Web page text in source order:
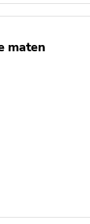
maten